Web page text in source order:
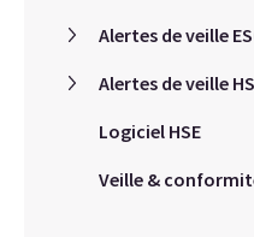
Alertes de veille
Alertes de veille
Logiciel HSE
Veille &